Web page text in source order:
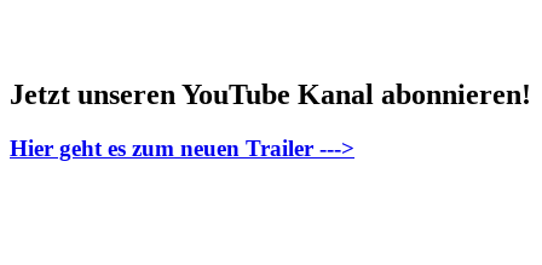
Jetzt unseren YouTube Kanal abonnieren!
Hier geht es zum neuen Trailer --->